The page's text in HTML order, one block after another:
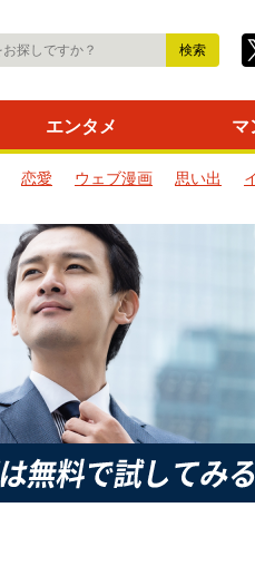
エンタメ マ
恋愛 ウェブ漫画 思い出